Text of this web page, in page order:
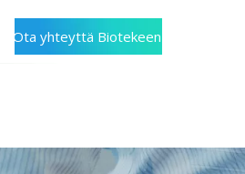
Ota yhteyttä Biotekeen